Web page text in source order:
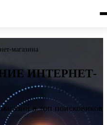
магазина
ИНТЕРНЕТ-
в топ поисковиков